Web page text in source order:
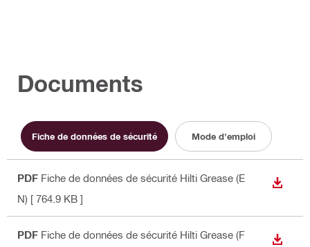
Documents
Fiche de données de sécurité Mode d'emploi
PDF Fiche de données de sécurité Hilti Grease (E
N) [ 764.9 KB ]
PDF Fiche de données de sécurité Hilti Grease (F